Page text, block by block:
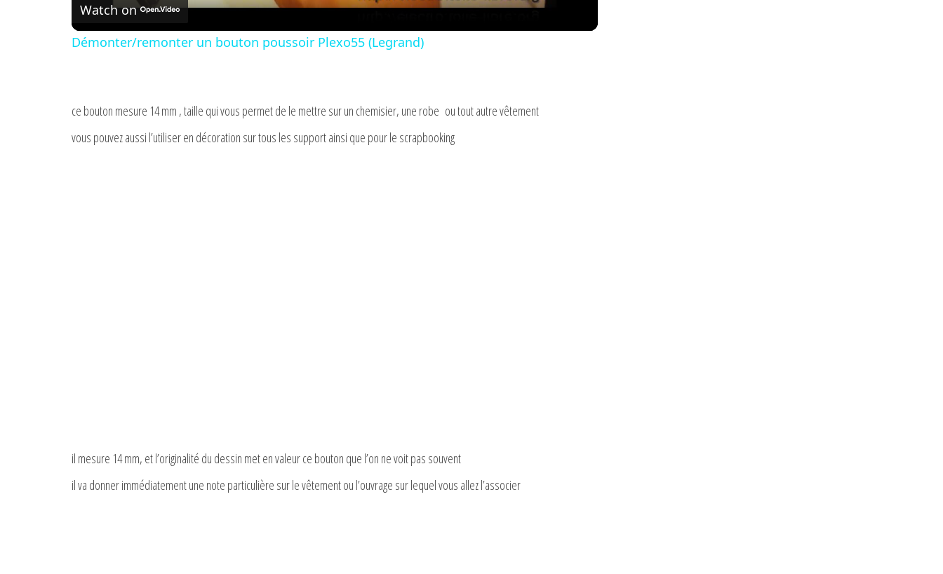
y
i
Watch on
Démonter/remonter un bouton poussoir Plexo55 (Legrand)
ce bouton mesure 14 mm , taille qui vous permet de le mettre sur un chemisier, une robe ou tout autre vêtement
vous pouvez aussi l’utiliser en décoration sur tous les support ainsi que pour le scrapbooking
il mesure 14 mm, et l’originalité du dessin met en valeur ce bouton que l’on ne voit pas souvent
il va donner immédiatement une note particulière sur le vêtement ou l’ouvrage sur lequel vous allez l’associer